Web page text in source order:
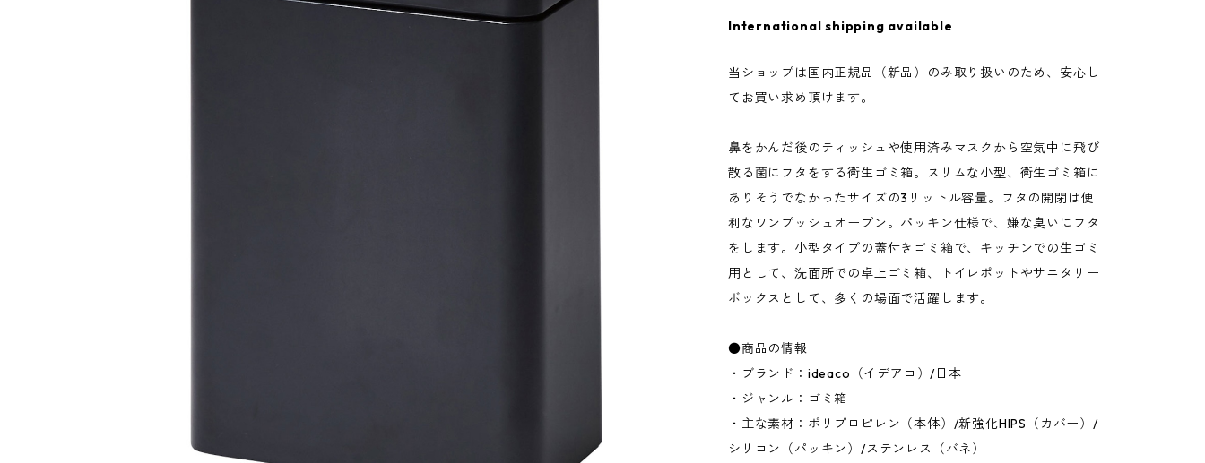
International shipping available
当ショップは国内正規品（新品）のみ取り扱いのため、安心し
てお買い求め頂けます。
鼻をかんだ後のティッシュや使用済みマスクから空気中に飛び
散る菌にフタをする衛生ゴミ箱。スリムな小型、衛生ゴミ箱に
ありそうでなかったサイズの3リットル容量。フタの開閉は便
利なワンプッシュオープン。パッキン仕様で、嫌な臭いにフタ
をします。小型タイプの蓋付きゴミ箱で、キッチンでの生ゴミ
用として、洗面所での卓上ゴミ箱、トイレポットやサニタリー
ボックスとして、多くの場面で活躍します。
●商品の情報
・ブランド：ideaco（イデアコ）/日本
・ジャンル：ゴミ箱
・主な素材：ポリプロピレン（本体）/新強化HIPS（カバー）/
シリコン（パッキン）/ステンレス（バネ）